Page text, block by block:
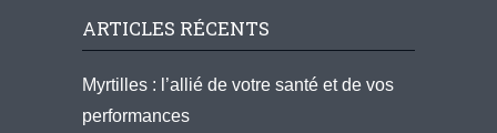
ARTICLES RÉCENTS
Myrtilles : l’allié de votre santé et de vos
performances